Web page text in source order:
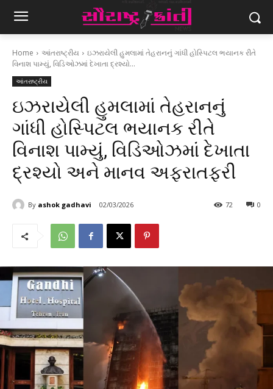
Home આંતરાષ્ટ્રીય
ઇઝરાયેલી હુમલામાં તેહરાનનું ગાંધી હોસ્પિટલ ભયાનક રીતે
વિનાશ પામ્યું, વિડિઓઝમાં દેખાતા દ્રશ્યો...
આંતરાષ્ટ્રીય
ઇઝરાયેલી હુમલામાં તેહરાનનું
ગાંધી હોસ્પિટલ ભયાનક રીતે
વિનાશ પામ્યું, વિડિઓઝમાં દેખાતા
દ્રશ્યો અને માનવ અફરાતફરી
By ashok gadhavi 02/03/2026 0
72